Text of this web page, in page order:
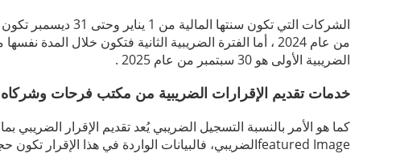
الضريبية الأولى هو 30 سبتمبر من عام 2025 .
خدمات تقديم الإقرارات الضريبية من مكتب فرحات وشركاه
كما هو الأمر بالنسبة التسجيل الضريبي يُعد تقديم الإقرار
featured Imageالضريبي، فالبيانات الواردة في هذا الإقرار تكون حجة على صاحبها وترجمة واقعية لأعماله ونشاطاته .